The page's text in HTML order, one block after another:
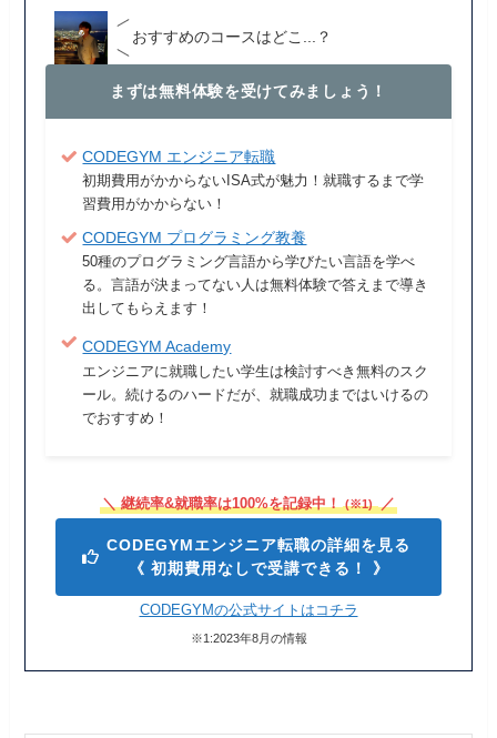
おすすめのコースはどこ...？
まずは無料体験を受けてみましょう！
CODEGYM エンジニア転職
初期費用がかからないISA式が魅力！就職するまで学
習費用がかからない！
CODEGYM プログラミング教養
50種のプログラミング言語から学びたい言語を学べ
る。言語が決まってない人は無料体験で答えまで導き
出してもらえます！
CODEGYM Academy
エンジニアに就職したい学生は検討すべき無料のスク
ール。続けるのハードだが、就職成功まではいけるの
でおすすめ！
＼ 継続率&就職率は100%を記録中！ (※1) ／
CODEGYMエンジニア転職の詳細を見る
《 初期費用なしで受講できる！ 》
CODEGYMの公式サイトはコチラ
※1:2023年8月の情報